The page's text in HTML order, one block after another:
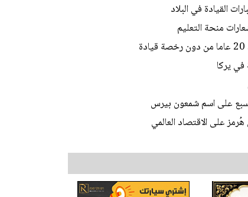
القيادة في البلاد
منحة التعليم
في يركا
على اسم شمعون بيرس
على الاقتصاد العالمي